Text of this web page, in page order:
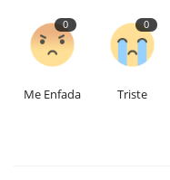
0
Me Enfada
0
Triste